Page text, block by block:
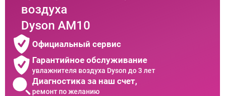
воздуха
Dyson AM10
Официальный сервис
Гарантийное обслуживание
увлажнителя воздуха Dyson до 3 лет
Диагностика за наш счет,
ремонт по желанию